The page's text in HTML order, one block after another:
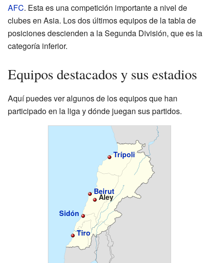
AFC. Esta es una competición importante a nivel de
clubes en Asia. Los dos últimos equipos de la tabla de
posiciones descienden a la Segunda División, que es la
categoría inferior.
Equipos destacados y sus estadios
Aquí puedes ver algunos de los equipos que han
participado en la liga y dónde juegan sus partidos.
Beirut
Tiro
Aley
Trípoli
Sidón